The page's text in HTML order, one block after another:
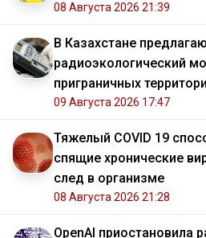
08 Августа 2026 21:39
В Казахстане
радиоэкологический
приграничных
09 Августа 2026 17:47
Тяжелый COVID 19
спящие хронические
след в организме
08 Августа 2026 21:28
OpenAI приостановила